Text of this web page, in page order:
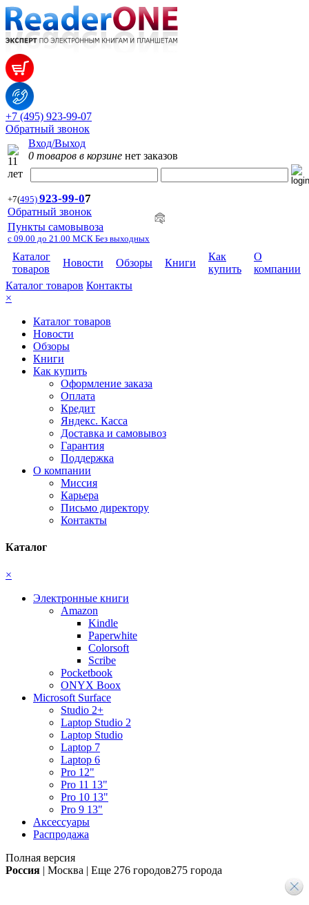
+7 (495) 923-99-07
Обратный звонок
Вход/Выход
0 товаров в корзине нет заказов
+7(495) 923-99-07
Обратный звонок
Пункты самовывоза
с 09.00 до 21.00 МСК Без выходных
Каталог
товаров
Новости Обзоры Книги
Как
купить
О
компании
Каталог товаров Контакты
×
Каталог товаров
Новости
Обзоры
Книги
Как купить
Оформление заказа
Оплата
Кредит
Яндекс. Касса
Доставка и самовывоз
Гарантия
Поддержка
О компании
Миссия
Карьера
Письмо директору
Контакты
Каталог
×
Электронные книги
Amazon
Kindle
Paperwhite
Colorsoft
Scribe
Pocketbook
ONYX Boox
Microsoft Surface
Studio 2+
Laptop Studio 2
Laptop Studio
Laptop 7
Laptop 6
Pro 12"
Pro 11 13"
Pro 10 13"
Pro 9 13"
Аксессуары
Распродажа
Полная версия
Россия | Москва | Еще 276 городов275 города